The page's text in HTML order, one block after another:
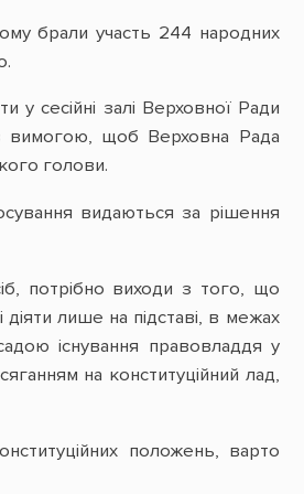
брали участь 244 народних
сесійні залі Верховної Ради
з вимогою, щоб Верховна Рада
голови.
видаються за рішення
потрібно виходи з того, що
діяти лише на підставі, в межах
існування правовладдя у
на конституційний лад,
положень, варто